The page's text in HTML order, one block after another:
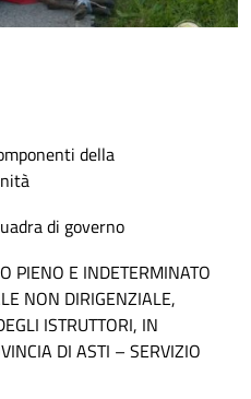
della
di governo
PIENO E INDETERMINATO
NON DIRIGENZIALE,
ISTRUTTORI, IN
DI ASTI – SERVIZIO